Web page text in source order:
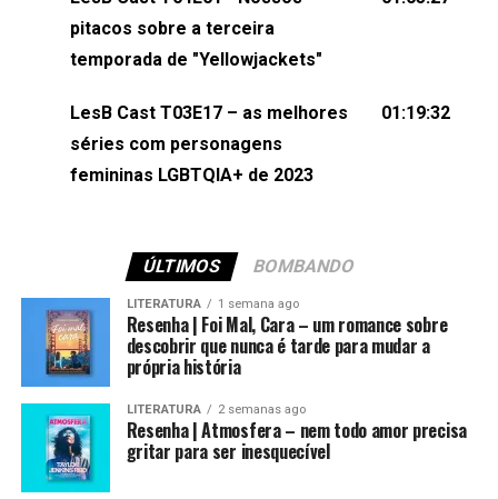
(⁠⁠⁠⁠@brunarfentanes⁠⁠⁠⁠) e Pollyelly FlorêncioEdição de
Naiady Machado
pitacos sobre a terceira
temporada de "Yellowjackets"
LesB Cast T03E17 – as melhores
séries com personagens
femininas LGBTQIA+ de 2023
01:19:32
ÚLTIMOS BOMBANDO
LITERATURA 1 semana ago
Resenha | Foi Mal, Cara – um romance sobre
descobrir que nunca é tarde para mudar a
própria história
LITERATURA 2 semanas ago
Resenha | Atmosfera – nem todo amor precisa
gritar para ser inesquecível